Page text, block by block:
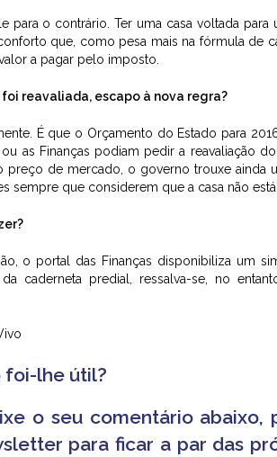
para o contrário. Ter uma casa voltada
que, como pesa mais na fórmula de
a pagar pelo imposto.
foi reavaliada, escapo à nova regra?
É que o Orçamento do Estado para
as Finanças podiam pedir a reavaliação
preço de mercado, o governo trouxe ainda
sempre que considerem que a casa não
o portal das Finanças disponibiliza um
caderneta predial, ressalva-se, no
foi-lhe útil?
o seu comentário
para ficar a par das